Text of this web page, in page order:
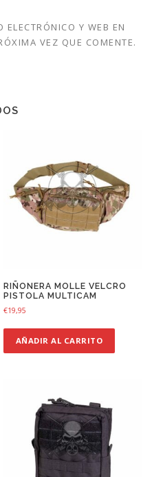
Y WEB EN
VEZ QUE COMENTE.
RIÑONERA MOLLE VELCRO
PISTOLA MULTICAM
€19,95
AÑADIR AL CARRITO